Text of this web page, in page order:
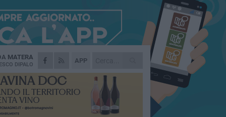
APP
MATERA
DIPALO